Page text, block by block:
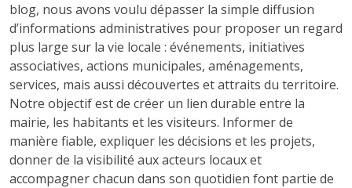
blog, nous avons voulu dépasser la simple diffusion
d’informations administratives pour proposer un regard
plus large sur la vie locale : événements, initiatives
associatives, actions municipales, aménagements,
services, mais aussi découvertes et attraits du territoire.
Notre objectif est de créer un lien durable entre la
mairie, les habitants et les visiteurs. Informer de
manière fiable, expliquer les décisions et les projets,
donner de la visibilité aux acteurs locaux et
accompagner chacun dans son quotidien font partie de